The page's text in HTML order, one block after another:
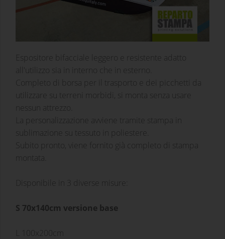
Espositore bifacciale leggero e resistente adatto
all'utilizzo sia in interno che in esterno.
Completo di borsa per il trasporto e dei picchetti da
utilizzare su terreni morbidi, si monta senza usare
nessun attrezzo.
La personalizzazione avviene tramite stampa in
sublimazione su tessuto in poliestere.
Subito pronto, viene fornito già completo di stampa
montata.
Disponibile in 3 diverse misure:
S 70x140cm versione base
L 100x200cm